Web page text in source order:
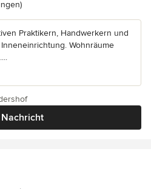
5 von 5 Sternen
Praktikern, Handwerkern und
Wohnräume
Nachricht